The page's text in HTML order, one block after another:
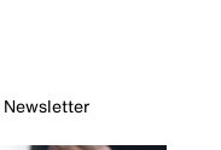
Newsletter